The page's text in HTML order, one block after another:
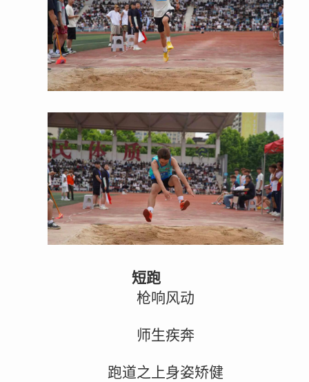
短跑
枪响风动
师生疾奔
跑道之上身姿矫健